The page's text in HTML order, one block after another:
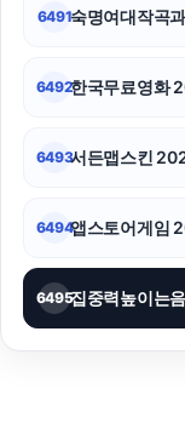
6491숙명여대작곡
6492한국무료영화
6493서든맵스킨
6494앱스토어게임
6495